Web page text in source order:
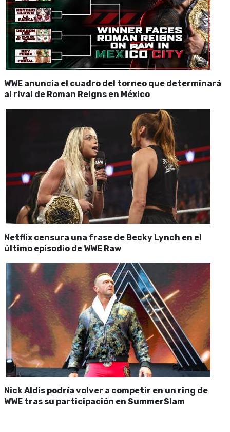
WWE anuncia el cuadro del torneo que determinará
al rival de Roman Reigns en México
Netflix censura una frase de Becky Lynch en el
último episodio de WWE Raw
Nick Aldis podría volver a competir en un ring de
WWE tras su participación en SummerSlam